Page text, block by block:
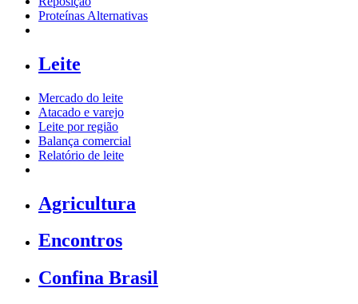
Proteínas Alternativas
Leite
Mercado do leite
Atacado e varejo
Leite por região
Balança comercial
Relatório de leite
Agricultura
Encontros
Confina Brasil